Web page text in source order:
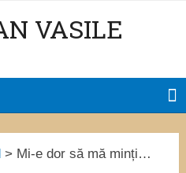
> Mi-e dor să mă minți…